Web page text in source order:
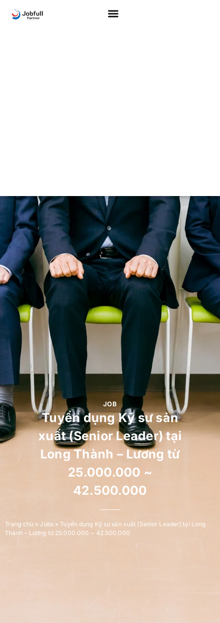
JOB
Tuyển dụng Kỹ sư sản
xuất (Senior Leader) tại
Long Thành – Lương từ
25.000.000 ~
42.500.000
Trang chủ »Jobs»Tuyển dụng Kỹ sư sản xuất (Senior Leader) tại Long
Thành – Lương từ 25.000.000 ~ 42.500.000